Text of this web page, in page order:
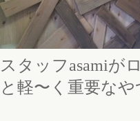
スタッフasamiが
と軽〜く重要な